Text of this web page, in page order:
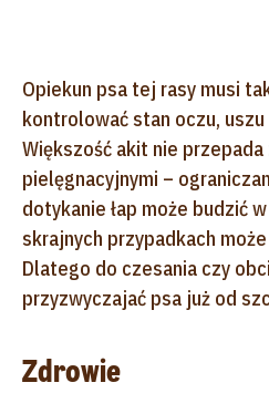
Opiekun psa tej rasy musi
kontrolować stan oczu,
Większość akit nie przepada
pielęgnacyjnymi –
dotykanie łap może budzić
skrajnych przypadkach
Dlatego do czesania czy
przyzwyczajać psa już od
Zdrowie